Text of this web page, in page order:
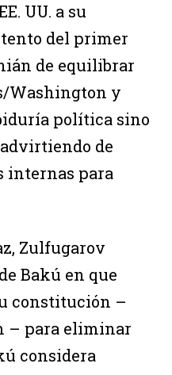
UU. a su
del primer
de equilibrar
Washington y
política sino
advirtiendo de
internas para
Zulfugarov
Bakú en que
constitución –
– para eliminar
considera